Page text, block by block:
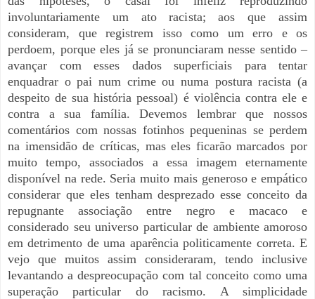
involuntariamente um ato racista; aos que assim
consideram, que registrem isso como um erro e os
perdoem, porque eles já se pronunciaram nesse sentido –
avançar com esses dados superficiais para tentar
enquadrar o pai num crime ou numa postura racista (a
despeito de sua história pessoal) é violência contra ele e
contra a sua família. Devemos lembrar que nossos
comentários com nossas fotinhos pequeninas se perdem
na imensidão de críticas, mas eles ficarão marcados por
muito tempo, associados a essa imagem eternamente
disponível na rede. Seria muito mais generoso e empático
considerar que eles tenham desprezado esse conceito da
repugnante associação entre negro e macaco e
considerado seu universo particular de ambiente amoroso
em detrimento de uma aparência politicamente correta. E
vejo que muitos assim consideraram, tendo inclusive
levantando a despreocupação com tal conceito como uma
superação particular do racismo. A simplicidade